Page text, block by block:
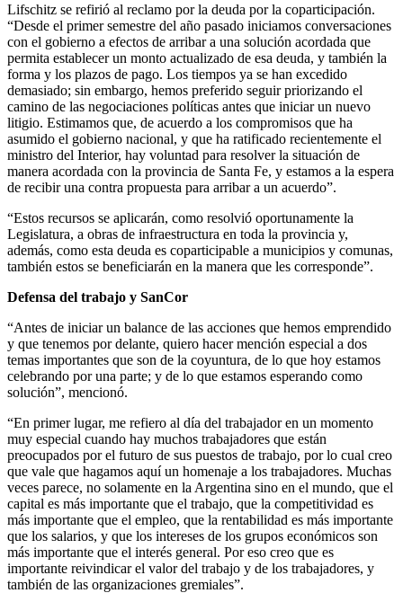
Lifschitz se refirió al reclamo por la deuda por la coparticipación.
“Desde el primer semestre del año pasado iniciamos conversaciones
con el gobierno a efectos de arribar a una solución acordada que
permita establecer un monto actualizado de esa deuda, y también la
forma y los plazos de pago. Los tiempos ya se han excedido
demasiado; sin embargo, hemos preferido seguir priorizando el
camino de las negociaciones políticas antes que iniciar un nuevo
litigio. Estimamos que, de acuerdo a los compromisos que ha
asumido el gobierno nacional, y que ha ratificado recientemente el
ministro del Interior, hay voluntad para resolver la situación de
manera acordada con la provincia de Santa Fe, y estamos a la espera
de recibir una contra propuesta para arribar a un acuerdo”.
“Estos recursos se aplicarán, como resolvió oportunamente la
Legislatura, a obras de infraestructura en toda la provincia y,
además, como esta deuda es coparticipable a municipios y comunas,
también estos se beneficiarán en la manera que les corresponde”.
Defensa del trabajo y SanCor
“Antes de iniciar un balance de las acciones que hemos emprendido
y que tenemos por delante, quiero hacer mención especial a dos
temas importantes que son de la coyuntura, de lo que hoy estamos
celebrando por una parte; y de lo que estamos esperando como
solución”, mencionó.
“En primer lugar, me refiero al día del trabajador en un momento
muy especial cuando hay muchos trabajadores que están
preocupados por el futuro de sus puestos de trabajo, por lo cual creo
que vale que hagamos aquí un homenaje a los trabajadores. Muchas
veces parece, no solamente en la Argentina sino en el mundo, que el
capital es más importante que el trabajo, que la competitividad es
más importante que el empleo, que la rentabilidad es más importante
que los salarios, y que los intereses de los grupos económicos son
más importante que el interés general. Por eso creo que es
importante reivindicar el valor del trabajo y de los trabajadores, y
también de las organizaciones gremiales”.